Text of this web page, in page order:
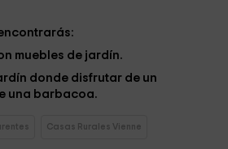
muebles de jardín.
donde disfrutar de un
una barbacoa.
Casas Rurales Vienne